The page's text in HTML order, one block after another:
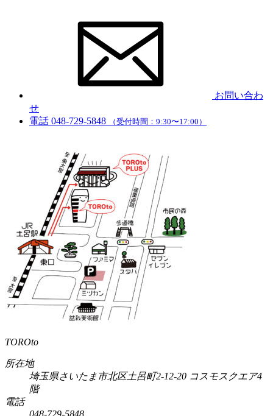
お問い合わ
せ
電話 048-729-5848 （受付時間：9:30〜17:00）
TOROto
所在地
埼玉県さいたま市北区土呂町2-12-20 コスモスクエア4
階
電話
048-729-5848